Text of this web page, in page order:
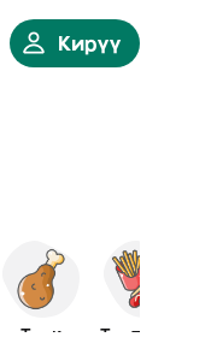
Кирүү
Тоок Тез татым